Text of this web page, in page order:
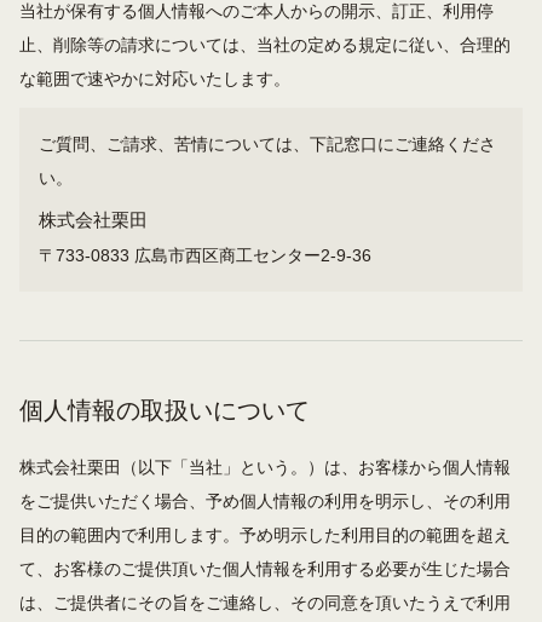
当社が保有する個人情報へのご本人からの開示、訂正、利用停
止、削除等の請求については、当社の定める規定に従い、合理的
な範囲で速やかに対応いたします。
ご質問、ご請求、苦情については、下記窓口にご連絡くださ
い。
株式会社栗田
〒733-0833 広島市西区商工センター2-9-36
個人情報の取扱いについて
株式会社栗田（以下「当社」という。）は、お客様から個人情報
をご提供いただく場合、予め個人情報の利用を明示し、その利用
目的の範囲内で利用します。予め明示した利用目的の範囲を超え
て、お客様のご提供頂いた個人情報を利用する必要が生じた場合
は、ご提供者にその旨をご連絡し、その同意を頂いたうえで利用